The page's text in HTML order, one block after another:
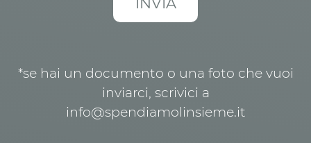
*se hai un documento o una foto che vuoi
inviarci, scrivici a
info@spendiamolinsieme.it